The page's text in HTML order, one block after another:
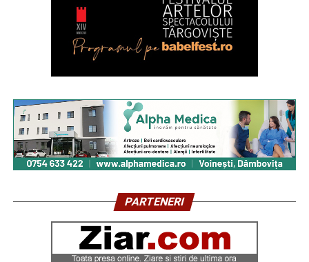
PARTENERI